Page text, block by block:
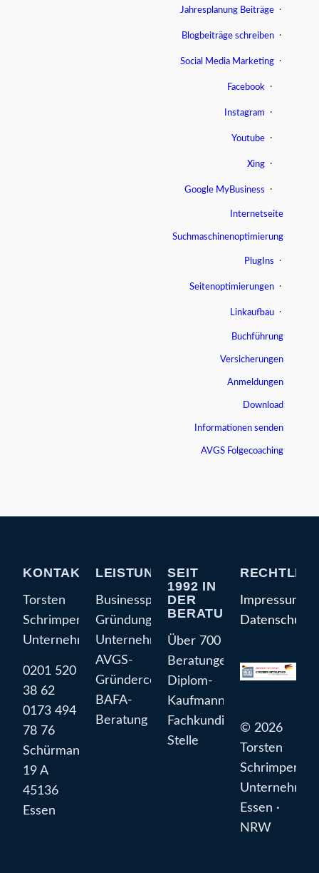
Jahresplanung Beiträge
Blogbeiträge schreiben
Social Media Marketing
Facebook
Instagram
Youtube
Xing
Google MyBusiness
Internetseite
Suchmaschinenoptimierung
PlugIns
Seitenoptimierungen
Linkaufbau
Buchführung
Versicherungen
Anmeldungen
Download
Informationen senden
AVGS Folgecoaching
KONTAKT
Torsten
Schrimper
Unternehmensberatung
0201 520
38 62
0173 494
78 76
Schürmannstraße
19 A
45136
Essen
LEISTUNGEN
Businessplan
Gründungsberatung
Unternehmensberatung
AVGS-
Gründercoaching
BAFA-
Beratung
SEIT
1992 IN
DER
BERATUNG
Über 700
Beratungen
Diplom-
Kaufmann
Fachkundige
Stelle
Impressum
© 2026
Torsten
Schrimper
Essen ·
NRW